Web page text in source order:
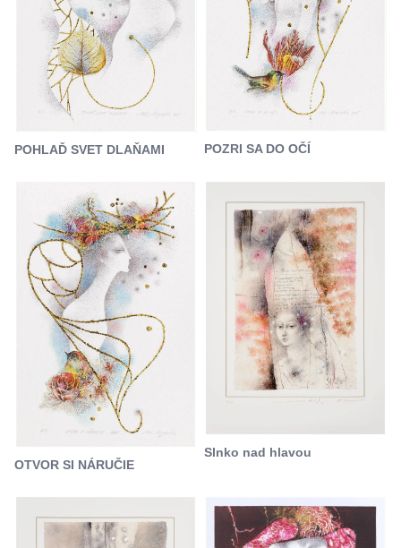
POHLAĎ SVET DLAŇAMI POZRI SA DO OČÍ
OTVOR SI NÁRUČIE
Slnko nad hlavou